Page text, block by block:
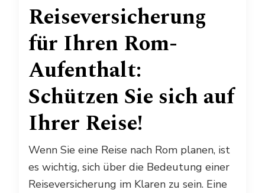
Reiseversicherung
für Ihren Rom-
Aufenthalt:
Schützen Sie sich auf
Ihrer Reise!
Wenn Sie eine Reise nach Rom planen, ist
es wichtig, sich über die Bedeutung einer
Reiseversicherung im Klaren zu sein. Eine